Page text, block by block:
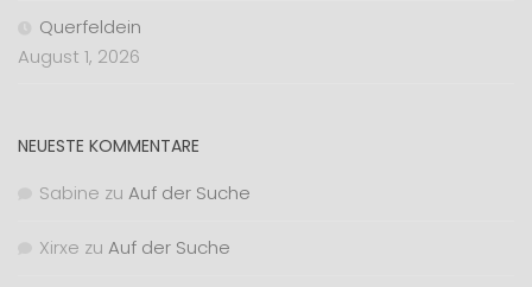
Querfeldein
August 1, 2026
NEUESTE KOMMENTARE
Sabine zu Auf der Suche
Xirxe zu Auf der Suche